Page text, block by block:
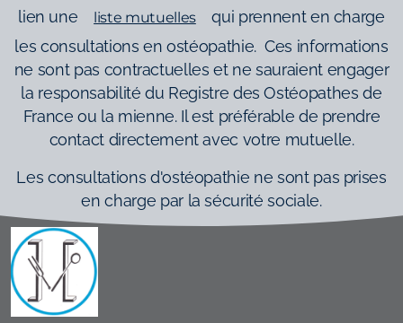
lien une
liste mutuelles
qui prennent en charge
les consultations en ostéopathie. Ces informations
ne sont pas contractuelles et ne sauraient engager
la responsabilité du Registre des Ostéopathes de
France ou la mienne. Il est préférable de prendre
contact directement avec votre mutuelle.
Les consultations d'ostéopathie ne sont pas prises
en charge par la sécurité sociale.